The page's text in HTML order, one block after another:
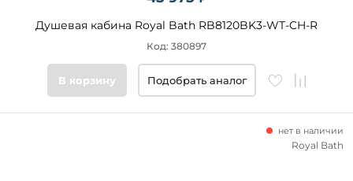
Душевая кабина Royal Bath RB8120BK3-WT-CH-R
Код: 380897
В корзину Подобрать аналог
нет в наличии
Royal Bath